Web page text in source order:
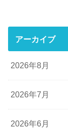
アーカイブ
2026年8月
2026年7月
2026年6月